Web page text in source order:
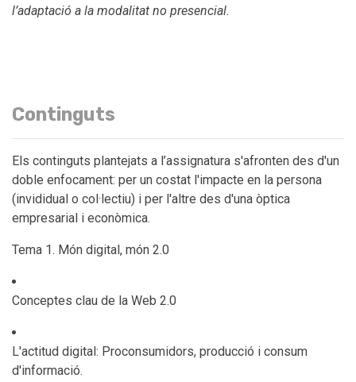
l’adaptació a la modalitat no presencial.
Continguts
Els continguts plantejats a l’assignatura s'afronten des d'un
doble enfocament: per un costat l'impacte en la persona
(invididual o col·lectiu) i per l'altre des d'una òptica
empresarial i econòmica.
Tema 1. Món digital, món 2.0
Conceptes clau de la Web 2.0
L'actitud digital: Proconsumidors, producció i consum
d'informació.